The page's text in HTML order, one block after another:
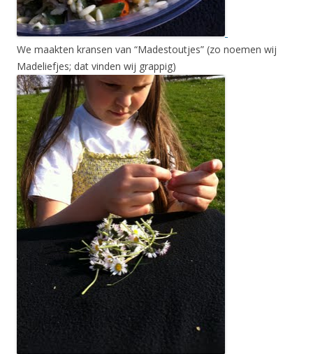
We maakten kransen van “Madestoutjes” (zo noemen wij
Madeliefjes; dat vinden wij grappig)